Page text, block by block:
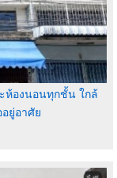
ห้องนอนทุกชั้น ใกล้
ยู่อาศัย